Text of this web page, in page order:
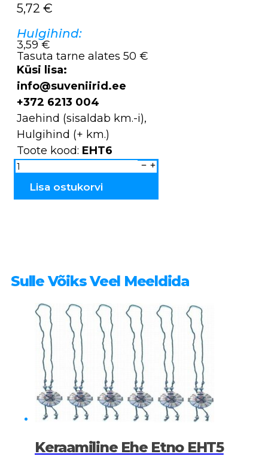
5,72 €
Hulgihind:
3,59 €
Tasuta tarne alates 50 €
Küsi lisa:
info@suveniirid.ee
+372 6213 004
Jaehind (sisaldab km.-i),
Hulgihind (+ km.)
Toote kood: EHT6
Keraamiline
ehe
etno
Lisa ostukorvi
Sulle Võiks Veel Meeldida
Keraamiline Ehe Etno EHT5